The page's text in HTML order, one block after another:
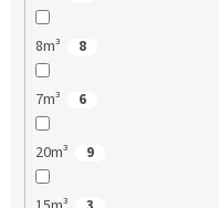
8m³ 8
7m³ 6
20m³ 9